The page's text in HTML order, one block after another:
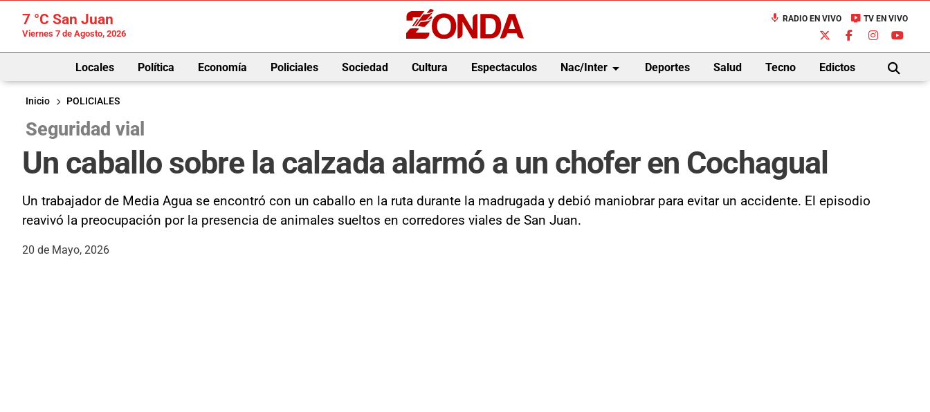
7 °C San Juan
Viernes 7 de Agosto, 2026
mic RADIO EN VIVO live_tv TV EN VIVO
Locales Política Economía Policiales Sociedad Cultura Espectaculos Nac/Interarrow_drop_down Deportes Salud Tecno Edictos
BUSCAR
Inicio
POLICIALES
Seguridad vial
Un caballo sobre la calzada alarmó a un chofer en Cochagual
Un trabajador de Media Agua se encontró con un caballo en la ruta durante la madrugada y debió maniobrar para evitar un accidente. El episodio
reavivó la preocupación por la presencia de animales sueltos en corredores viales de San Juan.
20 de Mayo, 2026